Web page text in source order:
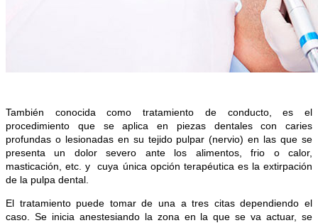
También conocida como tratamiento de conducto,es el
procedimiento que se aplica en piezas dentales con caries
profundas o lesionadas en su tejido pulpar (nervio) en las que se
presenta un dolor severo ante los alimentos, frio o calor,
masticación, etc. y cuya única opción terapéutica es la extirpación
de la pulpa dental.
El tratamiento puede tomar de una a tres citas dependiendo el
caso. Se inicia anestesiando la zona en la que se va actuar, se